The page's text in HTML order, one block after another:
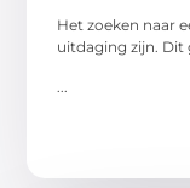
Het zoeken naar
uitdaging zijn. Dit